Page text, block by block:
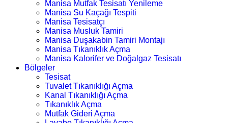
Manisa Mutfak Tesisatı Yenileme
Manisa Su Kaçağı Tespiti
Manisa Tesisatçı
Manisa Musluk Tamiri
Manisa Duşakabin Tamiri Montajı
Manisa Tıkanıklık Açma
Manisa Kalorifer ve Doğalgaz Tesisatı
Bölgeler
Tesisat
Tuvalet Tıkanıklığı Açma
Kanal Tıkanıklığı Açma
Tıkanıklık Açma
Mutfak Gideri Açma